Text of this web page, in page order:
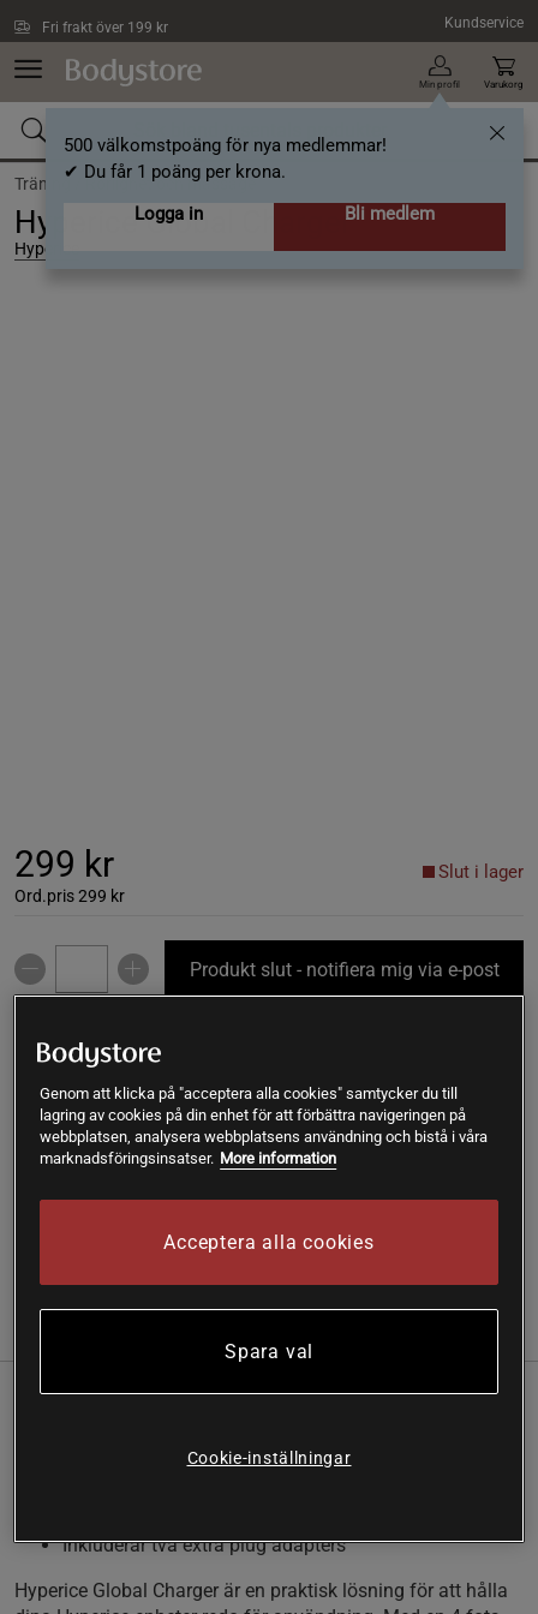
Fri frakt över 199 kr Kundservice
Min profil
500 välkomstpoäng för nya medlemmar!
✔ Du får 1 poäng per krona.
Logga in
Bli medlem
Varukorg
Träning / Rörlighet och massage
Hyperice Global Charger
Hyperice
299 kr
Ord.pris299 kr
Slut i lager
Produkt slut - notifiera mig via e-post
!
Varan är för tillfället slut i lager. Få en notifikation när
produkten åter finns i lager.
SKU #30060-001-00| EAN852152004623
Hyperice Global Charger.
Inkluderar två extra plug adapters
Hyperice Global Charger är en praktisk lösning för att hålla
Genom att klicka på "acceptera alla cookies" samtycker du till
lagring av cookies på din enhet för att förbättra navigeringen på
webbplatsen, analysera webbplatsens användning och bistå i våra
marknadsföringsinsatser. More information
Acceptera alla cookies
Spara val
Cookie-inställningar